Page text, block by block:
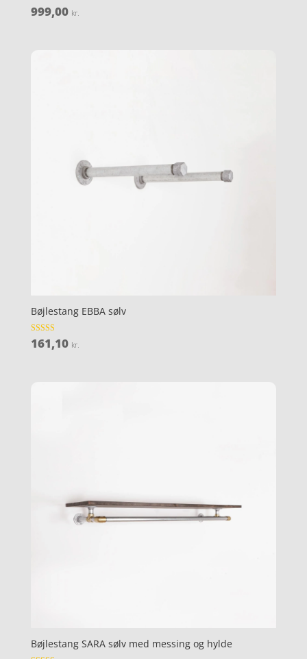
Vurderet
4.3
999,00 kr.
Bøjlestang EBBA sølv
Vurderet
4.1
161,10 kr.
Bøjlestang SARA sølv med messing og hylde